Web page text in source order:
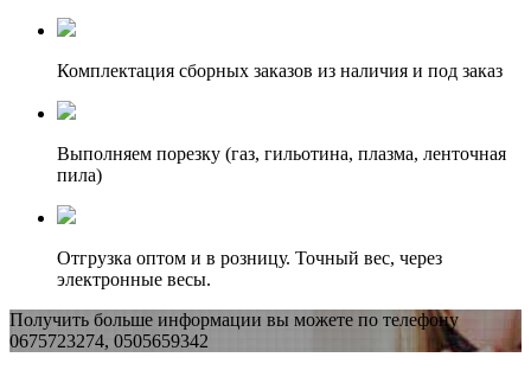
Комплектация сборных заказов из наличия и под заказ
Выполняем порезку (газ, гильотина, плазма, ленточная
пила)
Отгрузка оптом и в розницу. Точный вес, через
электронные весы.
Получить больше информации вы можете по телефону
0675723274, 0505659342